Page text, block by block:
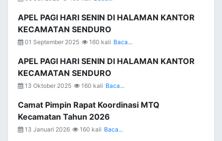
APEL PAGI HARI SENIN DI HALAMAN KANTOR
KECAMATAN SENDURO
01 September 2025 160 kali Baca...
APEL PAGI HARI SENIN DI HALAMAN KANTOR
KECAMATAN SENDURO
13 Oktober 2025 160 kali Baca...
Camat Pimpin Rapat Koordinasi MTQ
Kecamatan Tahun 2026
13 Januari 2026 160 kali Baca...